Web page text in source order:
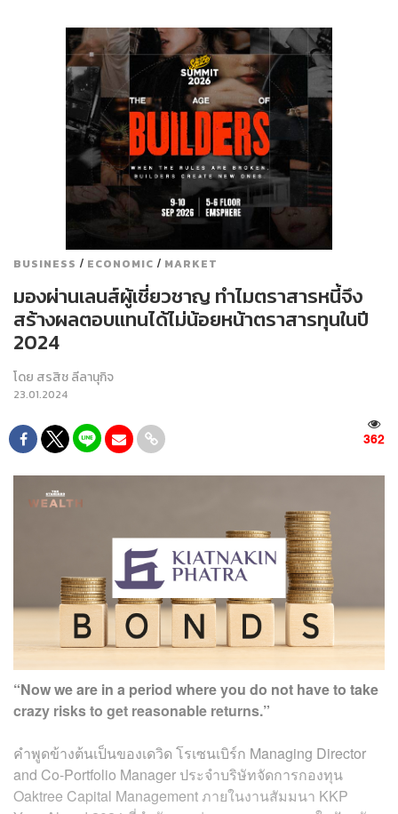
BUSINESS / ECONOMIC / MARKET
มองผ่านเลนส์ผู้เชี่ยวชาญ ทำไมตราสารหนี้จึง
สร้างผลตอบแทนได้ไม่น้อยหน้าตราสารทุนในปี
2024
โดย สรสิช ลีลานุกิจ
23.01.2024
362
“Now we are in a period where you do not have to take
crazy risks to get reasonable returns.”
คำพูดข้างต้นเป็นของเดวิด โรเซนเบิร์ก Managing Director
and Co-Portfolio Manager ประจำบริษัทจัดการกองทุน
Oaktree Capital Management ภายในงานสัมมนา KKP